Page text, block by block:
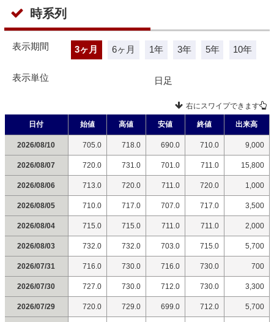
時系列
表示期間 3ヶ月 6ヶ月 1年 3年 5年 10年
表示単位 日足
右にスワイプできます
日付 始値 高値 安値 終値 出来高
2026/08/10 705.0 718.0 690.0 710.0 9,000
2026/08/07 720.0 731.0 701.0 711.0 15,800
2026/08/06 713.0 720.0 711.0 720.0 1,000
2026/08/05 710.0 717.0 707.0 717.0 3,500
2026/08/04 715.0 715.0 711.0 711.0 2,000
2026/08/03 732.0 732.0 703.0 715.0 5,700
2026/07/31 716.0 730.0 716.0 730.0 700
2026/07/30 727.0 730.0 712.0 730.0 3,300
2026/07/29 720.0 729.0 699.0 712.0 5,700